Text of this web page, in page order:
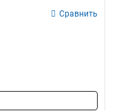
Сравнить